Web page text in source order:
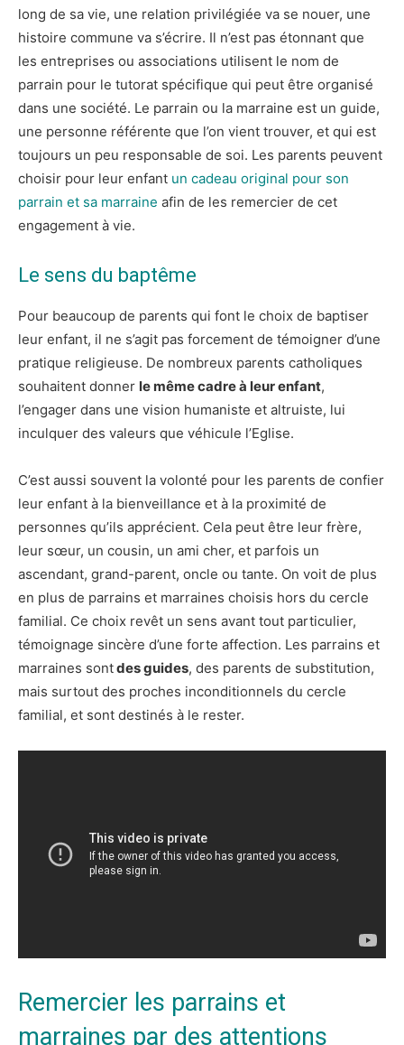
long de sa vie, une relation privilégiée va se nouer, une
histoire commune va s’écrire. Il n’est pas étonnant que
les entreprises ou associations utilisent le nom de
parrain pour le tutorat spécifique qui peut être organisé
dans une société. Le parrain ou la marraine est un guide,
une personne référente que l’on vient trouver, et qui est
toujours un peu responsable de soi. Les parents peuvent
choisir pour leur enfant un cadeau original pour son
parrain et sa marraine afin de les remercier de cet
engagement à vie.
Le sens du baptême
Pour beaucoup de parents qui font le choix de baptiser
leur enfant, il ne s’agit pas forcement de témoigner d’une
pratique religieuse. De nombreux parents catholiques
souhaitent donner le même cadre à leur enfant,
l’engager dans une vision humaniste et altruiste, lui
inculquer des valeurs que véhicule l’Eglise.
C’est aussi souvent la volonté pour les parents de confier
leur enfant à la bienveillance et à la proximité de
personnes qu’ils apprécient. Cela peut être leur frère,
leur sœur, un cousin, un ami cher, et parfois un
ascendant, grand-parent, oncle ou tante. On voit de plus
en plus de parrains et marraines choisis hors du cercle
familial. Ce choix revêt un sens avant tout particulier,
témoignage sincère d’une forte affection. Les parrains et
marraines sontdes guides, des parents de substitution,
mais surtout des proches inconditionnels du cercle
familial, et sont destinés à le rester.
Remercier les parrains et
marraines par des attentions